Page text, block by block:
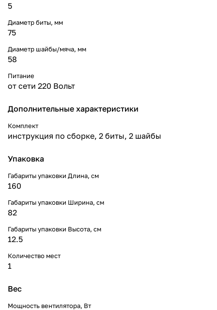
5
Диаметр биты, мм
75
Диаметр шайбы/мяча, мм
58
Питание
от сети 220 Вольт
Дополнительные xарактеристики
Комплект
инструкция по сборке, 2 биты, 2 шайбы
Упаковка
Габариты упаковки Длина, см
160
Габариты упаковки Ширина, см
82
Габариты упаковки Высота, см
12.5
Количество мест
1
Вес
Мощность вентилятора, Вт